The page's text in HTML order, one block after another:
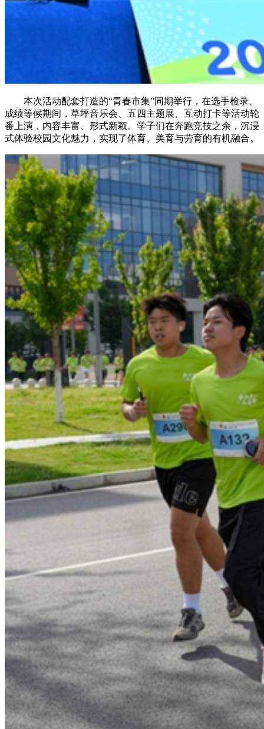
本次活动配套打造的“青春市集”同期举行，在选手检录、
成绩等候期间，草坪音乐会、五四主题展、互动打卡等活动轮
番上演，内容丰富、形式新颖。学子们在奔跑竞技之余，沉浸
式体验校园文化魅力，实现了体育、美育与劳育的有机融合。